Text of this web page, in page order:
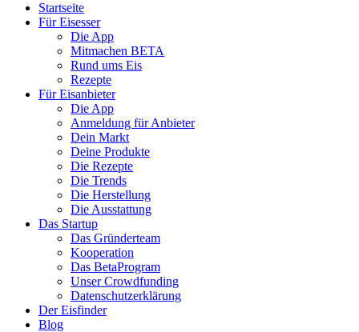
Startseite
Für Eisesser
Die App
Mitmachen BETA
Rund ums Eis
Rezepte
Für Eisanbieter
Die App
Anmeldung für Anbieter
Dein Markt
Deine Produkte
Die Rezepte
Die Trends
Die Herstellung
Die Ausstattung
Das Startup
Das Gründerteam
Kooperation
Das BetaProgram
Unser Crowdfunding
Datenschutzerklärung
Der Eisfinder
Blog